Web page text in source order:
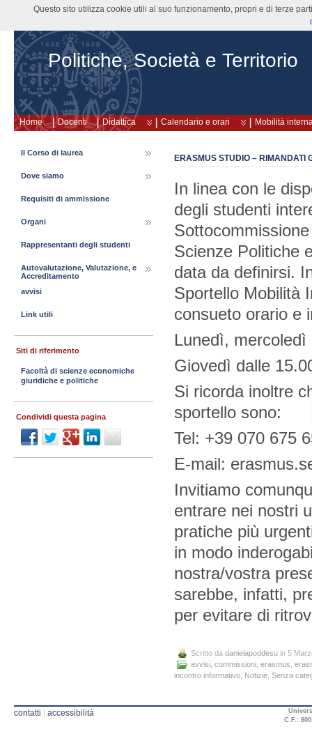
Politiche, Società e Territorio
Home Docenti Didattica Calendario e orari Mobilità
ERASMUS STUDIO – RIMANDATI
In linea con le
degli studenti
Scienze Politiche
data da definirsi.
Sportello Mobilità
consueto orario e
Lunedì,
Giovedì dalle
Si ricorda inoltre
sportello sono:
Tel: +39 070 675
E-mail:
Invitiamo
entrare nei nostri
pratiche più
in modo
nostra/vostra
sarebbe, infatti,
per evitare di
Scritto da danielapoddesu in 5
avvisi commissioni erasmus
incontro informativo Notizie Senza
Il Corso di laurea
Dove siamo
Requisiti di ammissione
Organi
Rappresentanti degli studenti
Autovalutazione, Valutazione, e
Accreditamento
avvisi
Link utili
Siti di riferimento
Facoltà di scienze economiche
giuridiche e politiche
Condividi questa pagina
contatti | accessibilità
C.F.:
Questo sito utilizza cookie utili al suo funzionamento, propri e di terze